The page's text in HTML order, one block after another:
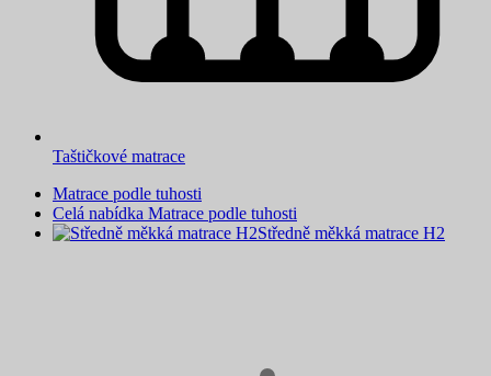
Taštičkové matrace
Matrace podle tuhosti
Celá nabídka Matrace podle tuhosti
Středně měkká matrace H2